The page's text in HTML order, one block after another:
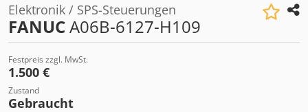
Elektronik / SPS-Steuerungen
FANUCA06B-6127-H109
Festpreis zzgl. MwSt.
1.500 €
Zustand
Gebraucht